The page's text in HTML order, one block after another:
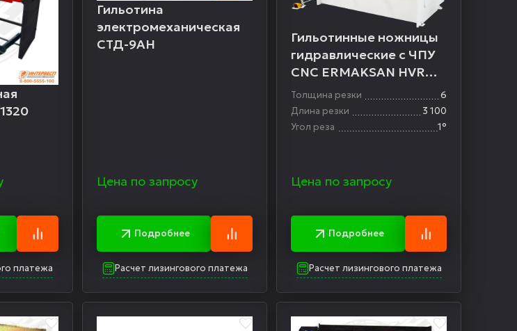
платежа
Гильотина
электромеханическая
СТД-9АН
Цена по запросу
Подробнее
Расчет лизингового платежа
Гильотинные ножницы
гидравлические с ЧПУ
CNC ERMAKSAN HVR
3100-6
Толщина резки
6
Длина резки
3 100
Угол реза
1°
Цена по запросу
Подробнее
Расчет лизингового платежа